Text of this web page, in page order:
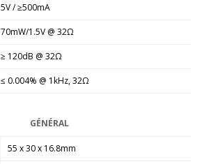
5V / ≥500mA
70mW/1.5V @ 32Ω
≥ 120dB @ 32Ω
≤ 0.004% @ 1kHz, 32Ω
GÉNÉRAL
55 x 30 x 16.8mm